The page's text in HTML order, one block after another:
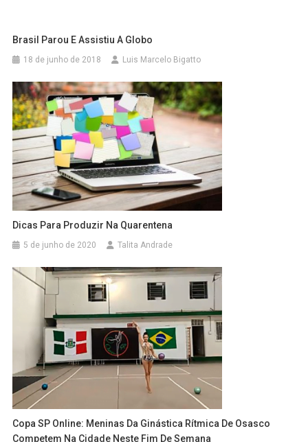
Brasil Parou E Assistiu A Globo
18 de junho de 2018 Luis Marcelo Bigatto
Dicas Para Produzir Na Quarentena
5 de junho de 2020 Talita Andrade
Copa SP Online: Meninas Da Ginástica Rítmica De Osasco
Competem Na Cidade Neste Fim De Semana